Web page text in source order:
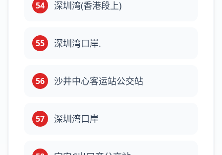
54 深圳湾(香港段上)
55 深圳湾口岸.
56 沙井中心客运站公交站
57 深圳湾口岸